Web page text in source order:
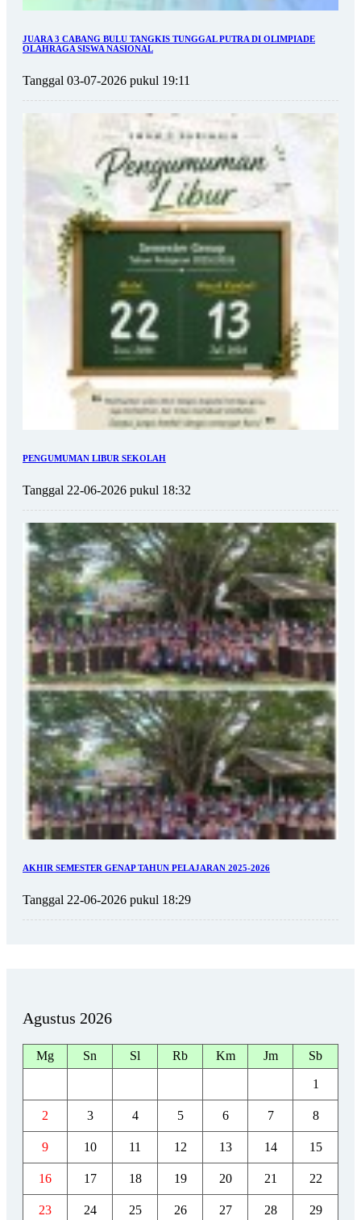
JUARA 3 CABANG BULU TANGKIS TUNGGAL PUTRA DI OLIMPIADE
OLAHRAGA SISWA NASIONAL
Tanggal 03-07-2026 pukul 19:11
PENGUMUMAN LIBUR SEKOLAH
Tanggal 22-06-2026 pukul 18:32
AKHIR SEMESTER GENAP TAHUN PELAJARAN 2025-2026
Tanggal 22-06-2026 pukul 18:29
Agustus 2026
Mg Sn Sl Rb Km Jm Sb
1
2 3 4 5 6 7 8
9 10 11 12 13 14 15
16 17 18 19 20 21 22
23 24 25 26 27 28 29